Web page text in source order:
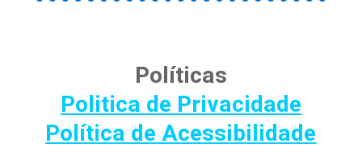
Políticas
Politica de Privacidade
Política de Acessibilidade